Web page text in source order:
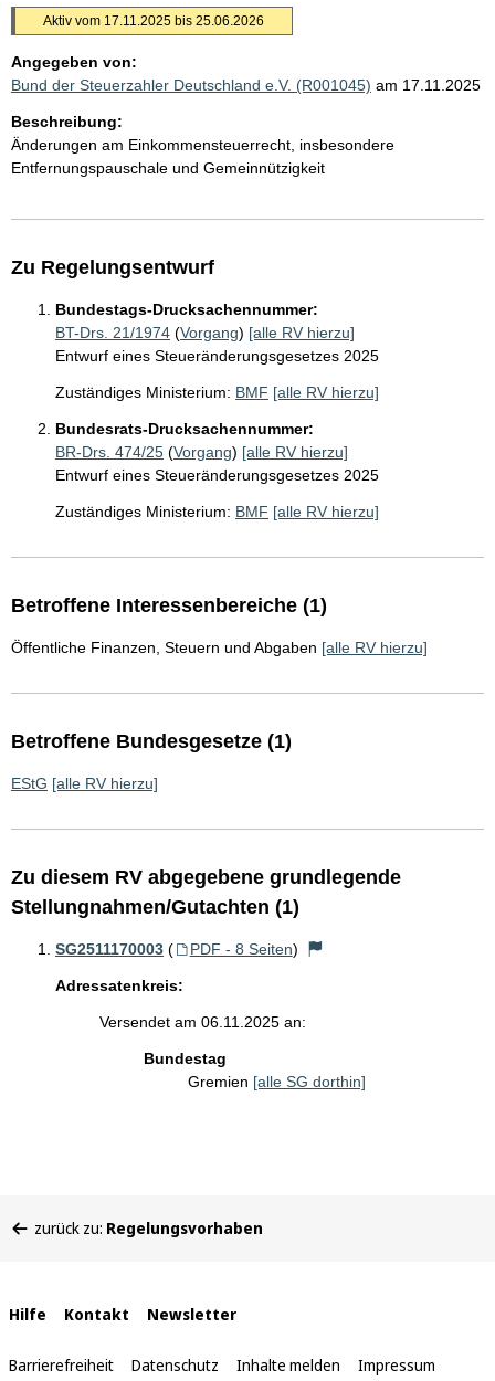
Aktiv vom 17.11.2025 bis 25.06.2026
Angegeben von:
Bund der Steuerzahler Deutschland e.V. (R001045) am 17.11.2025
Beschreibung:
Änderungen am Einkommensteuerrecht, insbesondere
Entfernungspauschale und Gemeinnützigkeit
Zu Regelungsentwurf
Bundestags-Drucksachennummer:
BT-Drs. 21/1974 (Vorgang) [alle RV hierzu]
Entwurf eines Steueränderungsgesetzes 2025
Zuständiges Ministerium: BMF [alle RV hierzu]
Bundesrats-Drucksachennummer:
BR-Drs. 474/25 (Vorgang) [alle RV hierzu]
Entwurf eines Steueränderungsgesetzes 2025
Zuständiges Ministerium: BMF [alle RV hierzu]
Betroffene Interessenbereiche (1)
Öffentliche Finanzen, Steuern und Abgaben [alle RV hierzu]
Betroffene Bundesgesetze (1)
EStG [alle RV hierzu]
Zu diesem RV abgegebene grundlegende
Stellungnahmen/Gutachten (1)
SG2511170003 ( PDF - 8 Seiten)
Adressatenkreis:
Versendet am 06.11.2025 an:
Bundestag
Gremien [alle SG dorthin]
befinden
zurück zu: Regelungsvorhaben
Interne
Links
Hilfe Kontakt Newsletter
Barrierefreiheit Datenschutz Inhalte melden Impressum